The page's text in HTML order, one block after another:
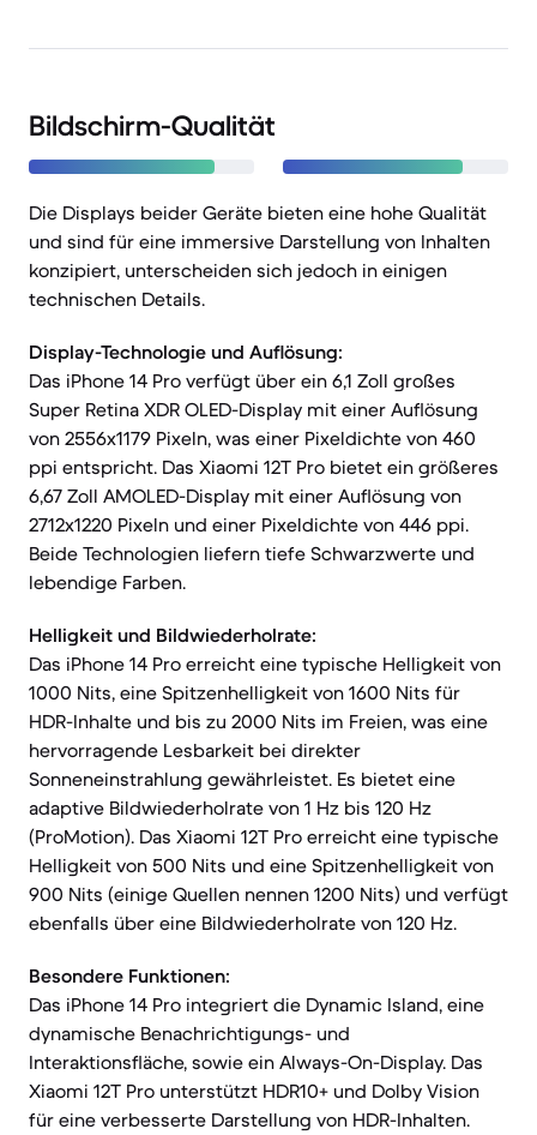
Bildschirm-Qualität
Die Displays beider Geräte bieten eine hohe Qualität
und sind für eine immersive Darstellung von Inhalten
konzipiert, unterscheiden sich jedoch in einigen
technischen Details.
Display-Technologie und Auflösung:
Das iPhone 14 Pro verfügt über ein 6,1 Zoll großes
Super Retina XDR OLED-Display mit einer Auflösung
von 2556x1179 Pixeln, was einer Pixeldichte von 460
ppi entspricht. Das Xiaomi 12T Pro bietet ein größeres
6,67 Zoll AMOLED-Display mit einer Auflösung von
2712x1220 Pixeln und einer Pixeldichte von 446 ppi.
Beide Technologien liefern tiefe Schwarzwerte und
lebendige Farben.
Helligkeit und Bildwiederholrate:
Das iPhone 14 Pro erreicht eine typische Helligkeit von
1000 Nits, eine Spitzenhelligkeit von 1600 Nits für
HDR-Inhalte und bis zu 2000 Nits im Freien, was eine
hervorragende Lesbarkeit bei direkter
Sonneneinstrahlung gewährleistet. Es bietet eine
adaptive Bildwiederholrate von 1 Hz bis 120 Hz
(ProMotion). Das Xiaomi 12T Pro erreicht eine typische
Helligkeit von 500 Nits und eine Spitzenhelligkeit von
900 Nits (einige Quellen nennen 1200 Nits) und verfügt
ebenfalls über eine Bildwiederholrate von 120 Hz.
Besondere Funktionen:
Das iPhone 14 Pro integriert die Dynamic Island, eine
dynamische Benachrichtigungs- und
Interaktionsfläche, sowie ein Always-On-Display. Das
Xiaomi 12T Pro unterstützt HDR10+ und Dolby Vision
für eine verbesserte Darstellung von HDR-Inhalten.